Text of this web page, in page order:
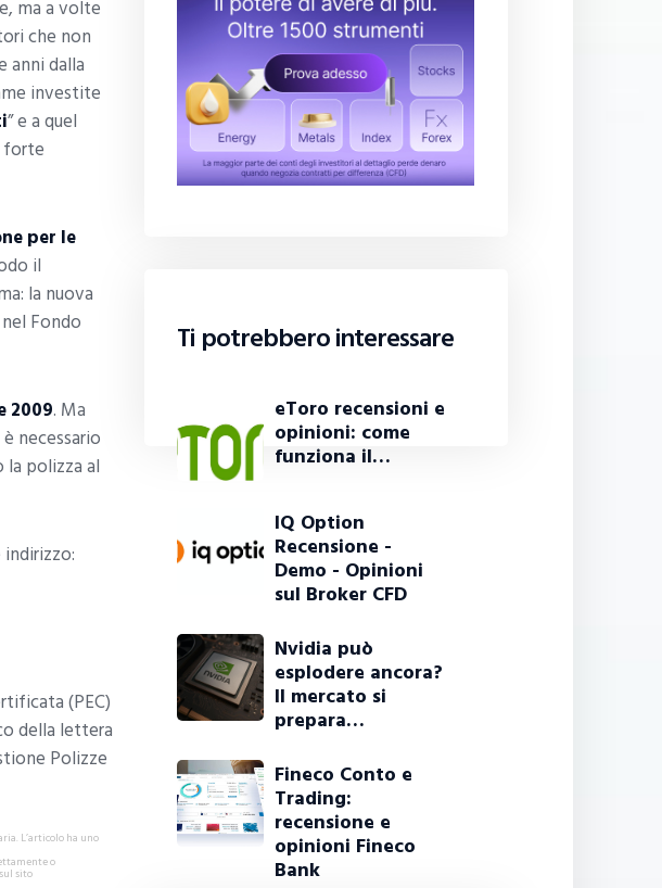
ma a volte
che non
anni dalla
investite
” e a quel
forte
per le
il
la nuova
Fondo
2009. Ma
necessario
la polizza al
(PEC)
della lettera
Polizze
L’articolo ha uno
o
sito
Ti potrebbero interessare
eToro recensioni e
opinioni: come
funziona il…
IQ Option
Recensione -
Demo - Opinioni
sul Broker CFD
Nvidia può
esplodere ancora?
Il mercato si
prepara…
Fineco Conto e
Trading:
recensione e
opinioni Fineco
Bank